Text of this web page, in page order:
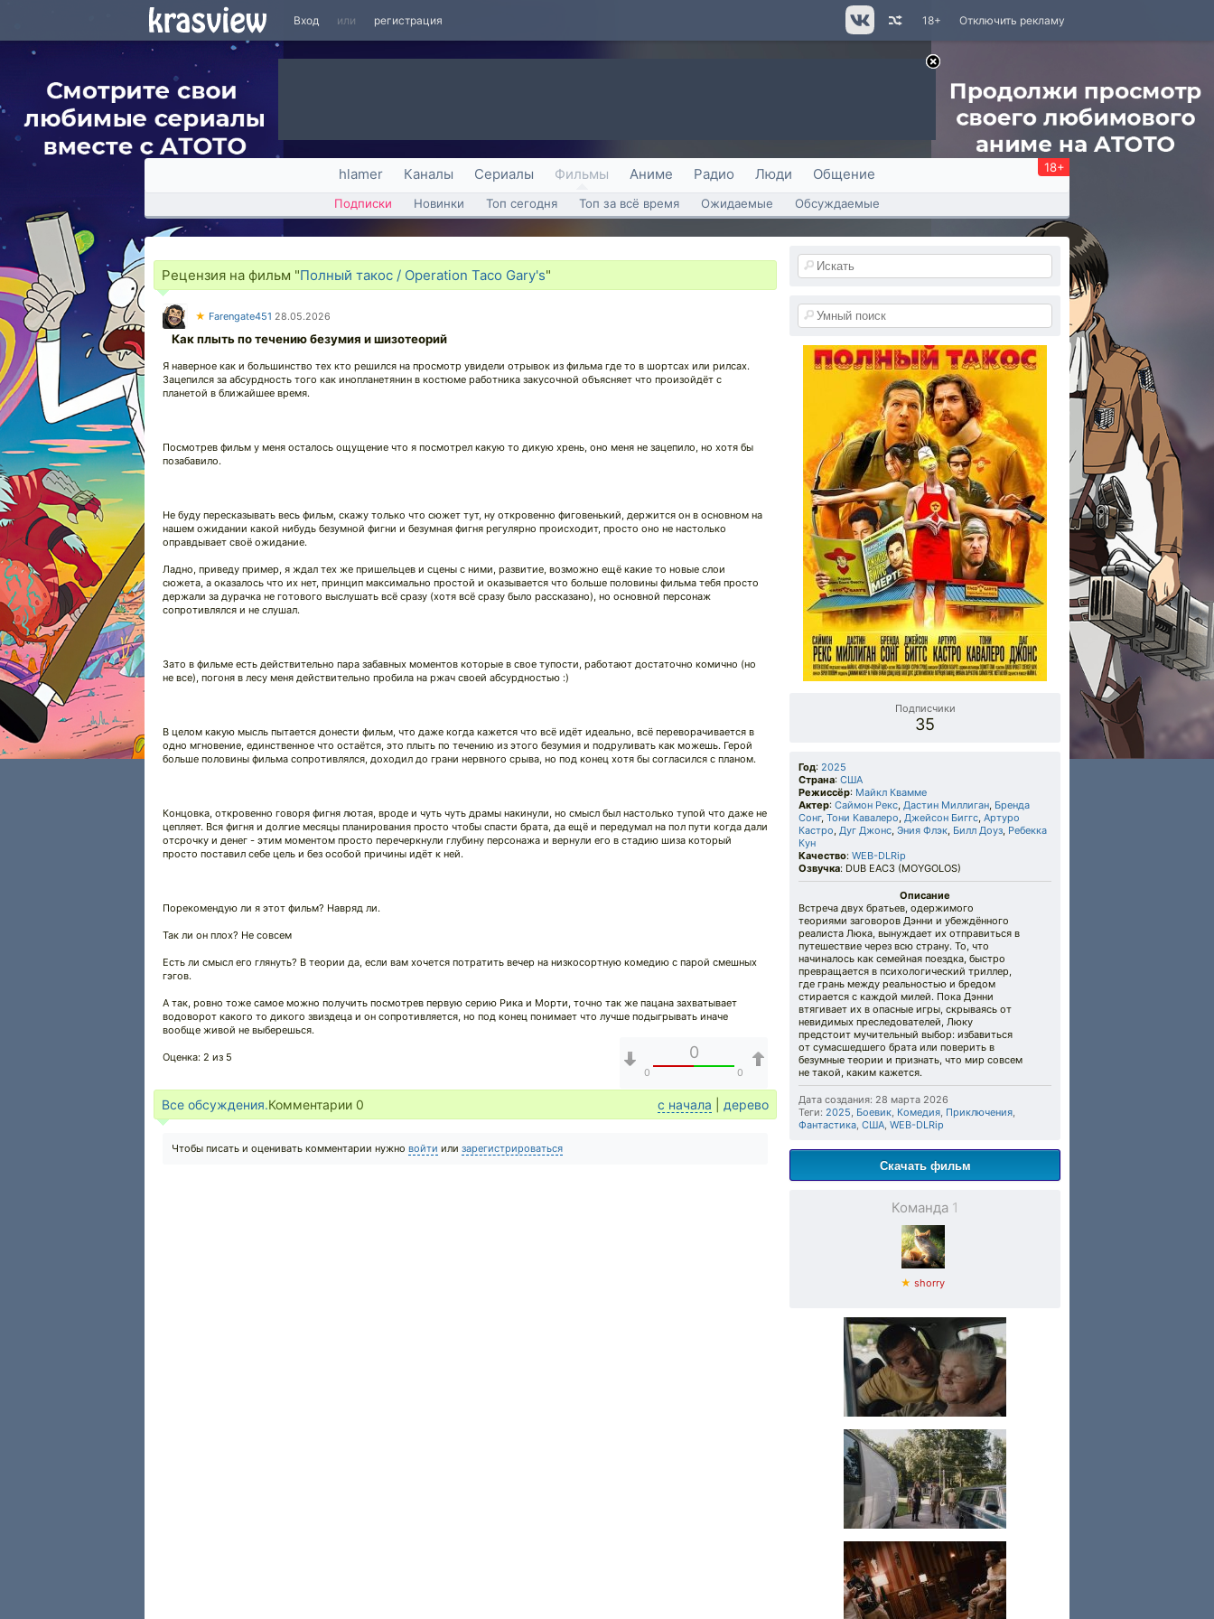
Вход или регистрация Отключить рекламу
18+
hlamer Каналы Сериалы Фильмы Аниме Радио Люди Общение 18+
Подписки Новинки Топ сегодня Топ за всё время Ожидаемые Обсуждаемые
Рецензия на фильм "Полный такос / Operation Taco Gary's"
★ Farengate451 28.05.2026
Как плыть по течению безумия и шизотеорий
Я наверное как и большинство тех кто решился на просмотр увидели отрывок из фильма где то в шортсах или рилсах.
Зацепился за абсурдность того как инопланетянин в костюме работника закусочной объясняет что произойдёт с
планетой в ближайшее время.
Посмотрев фильм у меня осталось ощущение что я посмотрел какую то дикую хрень, оно меня не зацепило, но хотя бы
позабавило.
Не буду пересказывать весь фильм, скажу только что сюжет тут, ну откровенно фиговенький, держится он в основном на
нашем ожидании какой нибудь безумной фигни и безумная фигня регулярно происходит, просто оно не настолько
оправдывает своё ожидание.
Ладно, приведу пример, я ждал тех же пришельцев и сцены с ними, развитие, возможно ещё какие то новые слои
сюжета, а оказалось что их нет, принцип максимально простой и оказывается что больше половины фильма тебя просто
держали за дурачка не готового выслушать всё сразу (хотя всё сразу было рассказано), но основной персонаж
сопротивлялся и не слушал.
Зато в фильме есть действительно пара забавных моментов которые в свое тупости, работают достаточно комично (но
не все), погоня в лесу меня действительно пробила на ржач своей абсурдностью :)
В целом какую мысль пытается донести фильм, что даже когда кажется что всё идёт идеально, всё переворачивается в
одно мгновение, единственное что остаётся, это плыть по течению из этого безумия и подруливать как можешь. Герой
больше половины фильма сопротивлялся, доходил до грани нервного срыва, но под конец хотя бы согласился с планом.
Концовка, откровенно говоря фигня лютая, вроде и чуть чуть драмы накинули, но смысл был настолько тупой что даже не
цепляет. Вся фигня и долгие месяцы планирования просто чтобы спасти брата, да ещё и передумал на пол пути когда дали
отсрочку и денег - этим моментом просто перечеркнули глубину персонажа и вернули его в стадию шиза который
просто поставил себе цель и без особой причины идёт к ней.
Порекомендую ли я этот фильм? Навряд ли.
Так ли он плох? Не совсем
Есть ли смысл его глянуть? В теории да, если вам хочется потратить вечер на низкосортную комедию с парой смешных
гэгов.
А так, ровно тоже самое можно получить посмотрев первую серию Рика и Морти, точно так же пацана захватывает
водоворот какого то дикого звиздеца и он сопротивляется, но под конец понимает что лучше подыгрывать иначе
вообще живой не выберешься.
Оценка: 2 из 5 0
0 0
Все обсуждения.Комментарии 0 с начала дерево
Чтобы писать и оценивать комментарии нужно войти или зарегистрироваться
Подписчики
35
Год: 2025
Страна: США
Режиссёр: Майкл Квамме
Актер: Саймон Рекс, Дастин Миллиган, Бренда
Сонг, Тони Кавалеро, Джейсон Биггс, Артуро
Кастро, Дуг Джонс, Эния Флэк, Билл Доуз, Ребекка
Кун
Качество: WEB-DLRip
Озвучка: DUB EAC3 (MOYGOLOS)
Описание
Встреча двух братьев, одержимого
теориями заговоров Дэнни и убеждённого
реалиста Люка, вынуждает их отправиться в
путешествие через всю страну. То, что
начиналось как семейная поездка, быстро
превращается в психологический триллер,
где грань между реальностью и бредом
стирается с каждой милей. Пока Дэнни
втягивает их в опасные игры, скрываясь от
невидимых преследователей, Люку
предстоит мучительный выбор: избавиться
от сумасшедшего брата или поверить в
безумные теории и признать, что мир совсем
не такой, каким кажется.
Дата создания: 28 марта 2026
Теги: 2025, Боевик, Комедия, Приключения,
Фантастика, США, WEB-DLRip
Скачать фильм
Команда 1
★ shorry